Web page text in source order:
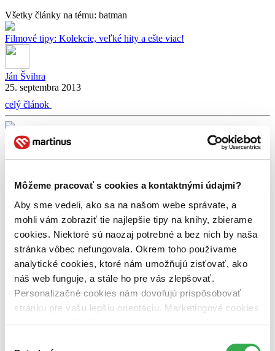
Môžeme pracovať s cookies a kontaktnými údajmi?
Aby sme vedeli, ako sa na našom webe správate, a
mohli vám zobraziť tie najlepšie tipy na knihy, zbierame
cookies. Niektoré sú naozaj potrebné a bez nich by naša
stránka vôbec nefungovala. Okrem toho používame
analytické cookies, ktoré nám umožňujú zisťovať, ako
náš web funguje, a stále ho pre vás zlepšovať.
Personalizačné cookies nám dovoľujú prispôsobovať
stránku pre vašu lepšiu orientáciu. Marketingové cookies
nám zas umožňujú zobrazenie relevantnej reklamy.
Všetky články na tému: batman
Filmové tipy: Kolekcie, veľké hity a ešte viac!
Ján Švihra
25. septembra 2013
celý článok
batmanDVD novinky
Návrat Temného rytiera
PäsťPixar
Wyatt Earp
DVD tipy: Najlepšie filmy svojich žánrov sú tu!
25. októbra 2012
Niekto má rád komédiu, niekto holduje drámam. Niekoho poteší
romantický film plný objatí a sĺz, inému stačí veľa výbuchov a krvi.
Skrátka, každý sme iný, no jedno máme rovnaké – chceme, aby
film, ktorý pozeráme, stál za to. Keďže každý týždeň vychádzajú
nové a nové snímky, je ľahké stratiť sa v ponuke. Naša rubrika
celý článok
DVD recenzia: Batman začína